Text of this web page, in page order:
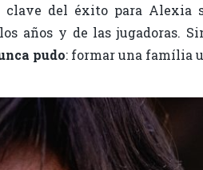
clave del éxito para Alexia
años y de las jugadoras.
pudo: formar una família